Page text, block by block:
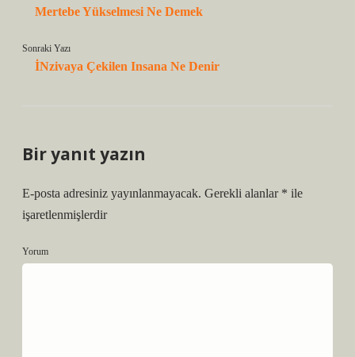
Mertebe Yükselmesi Ne Demek
Sonraki Yazı
İNzivaya Çekilen Insana Ne Denir
Bir yanıt yazın
E-posta adresiniz yayınlanmayacak. Gerekli alanlar * ile
işaretlenmişlerdir
Yorum